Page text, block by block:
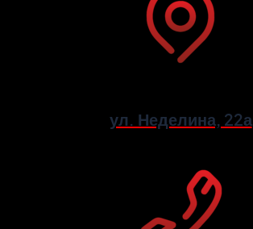
ул. Неделина, 22а